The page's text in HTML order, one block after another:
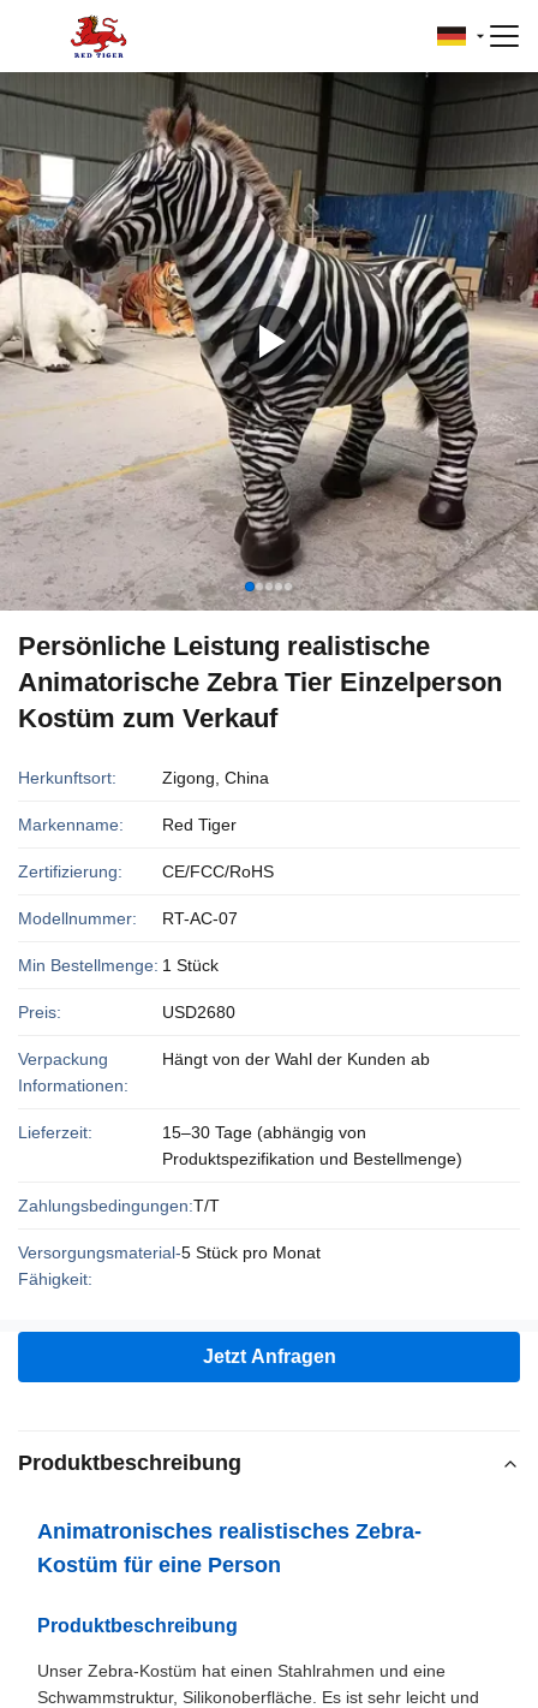
Persönliche Leistung realistische
Animatorische Zebra Tier Einzelperson
Kostüm zum Verkauf
Herkunftsort: Zigong, China
Markenname: Red Tiger
Zertifizierung: CE/FCC/RoHS
Modellnummer: RT-AC-07
Min Bestellmenge: 1 Stück
Preis: USD2680
Verpackung
Informationen:
Hängt von der Wahl der Kunden ab
Lieferzeit:
15–30 Tage (abhängig von
Produktspezifikation und Bestellmenge)
Zahlungsbedingungen:T/T
Versorgungsmaterial-
Fähigkeit:
5 Stück pro Monat
Jetzt Anfragen
Produktbeschreibung
Animatronisches realistisches Zebra-
Kostüm für eine Person
Produktbeschreibung
Unser Zebra-Kostüm hat einen Stahlrahmen und eine
Schwammstruktur, Silikonoberfläche. Es ist sehr leicht und